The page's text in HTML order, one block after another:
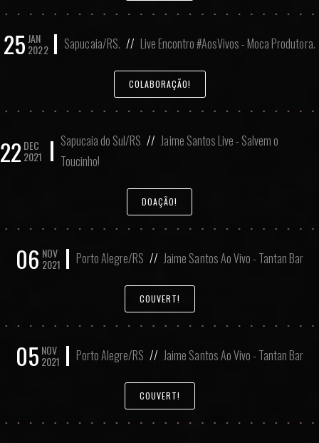
25 JAN
2022 Sapucaia/RS. // Live Encontro #AosVivos - Moca Produtora.
COLABORAÇÃO!
22 DEC
2021
Sapucaia do Sul/RS // Jaime Santos Live - Salvem o
Toucinho!
DOAÇÃO!
06 NOV
2021 Porto Alegre/RS // Jaime Santos Ao Vivo - Tantan Bar
COUVERT!
05 NOV
2021 Porto Alegre/RS // Jaime Santos Ao Vivo - Tantan Bar
COUVERT!